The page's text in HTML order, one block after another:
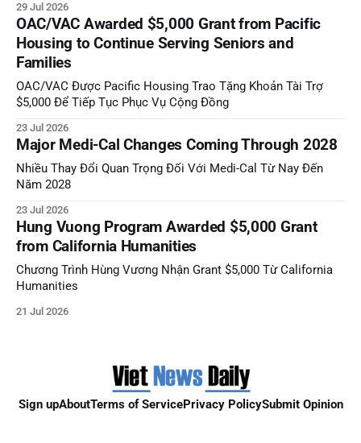
29 Jul 2026
OAC/VAC Awarded $5,000 Grant from Pacific
Housing to Continue Serving Seniors and
Families
OAC/VAC Được Pacific Housing Trao Tặng Khoản Tài Trợ
$5,000 Để Tiếp Tục Phục Vụ Cộng Đồng
23 Jul 2026
Major Medi-Cal Changes Coming Through 2028
Nhiều Thay Đổi Quan Trọng Đối Với Medi-Cal Từ Nay Đến
Năm 2028
23 Jul 2026
Hung Vuong Program Awarded $5,000 Grant
from California Humanities
Chương Trình Hùng Vương Nhận Grant $5,000 Từ California
Humanities
21 Jul 2026
Sign upAboutTerms of ServicePrivacy PolicySubmit Opinion